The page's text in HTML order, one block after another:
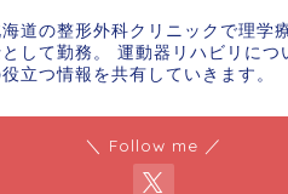
道の整形外科クリニックで理学
して勤務。 運動器リハビリにつ
立つ情報を共有していきます。
＼ Follow me ／